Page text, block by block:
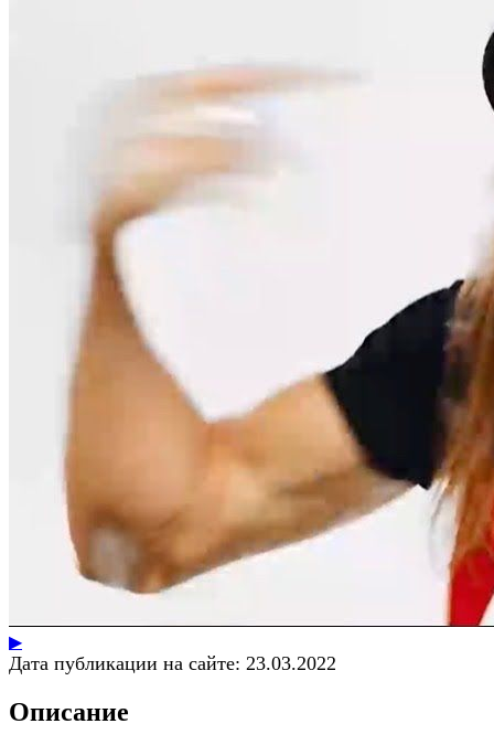
▶
Дата публикации на сайте: 23.03.2022
Описание